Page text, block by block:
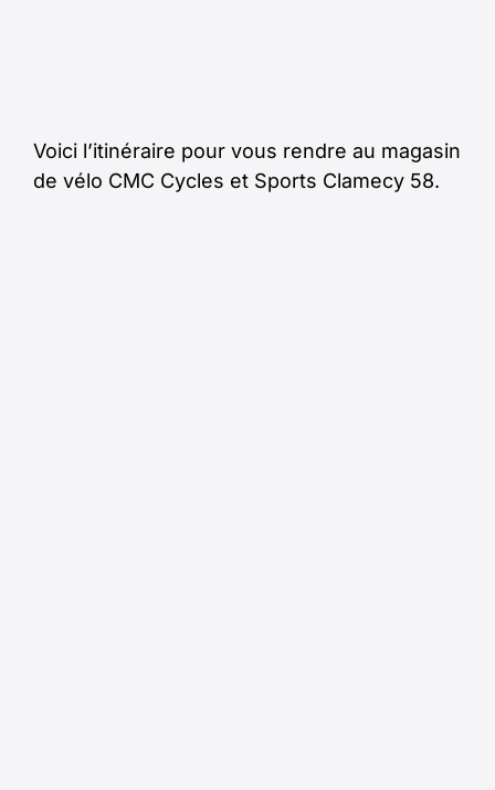
Voici l’itinéraire pour vous rendre au magasin
de vélo CMC Cycles et Sports Clamecy 58.